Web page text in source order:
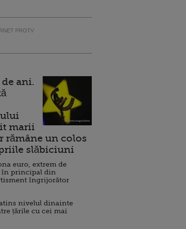
PROTV
ani.
marii
rămâne un colos
slăbiciuni
euro, extrem de
în principal din
îngrijorător
nivelul dinainte
țările cu cei mai